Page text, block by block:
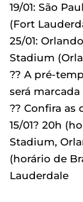
19/01: São
(Fort
25/01:
Stadium
?? A pré-
será
?? Confira as
15/01? 20h
Stadium,
(horário de
Lauderdale